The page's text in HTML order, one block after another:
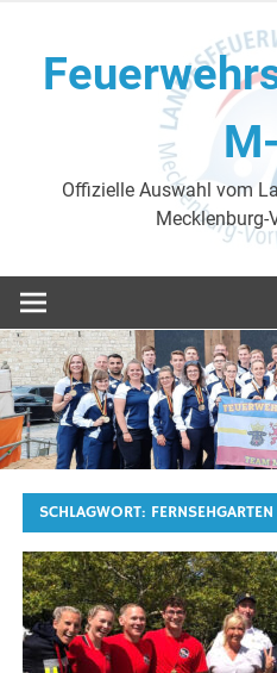
content
Offizielle Auswahl vom
Mecklenburg-
SCHLAGWORT: FERNSEHGARTEN